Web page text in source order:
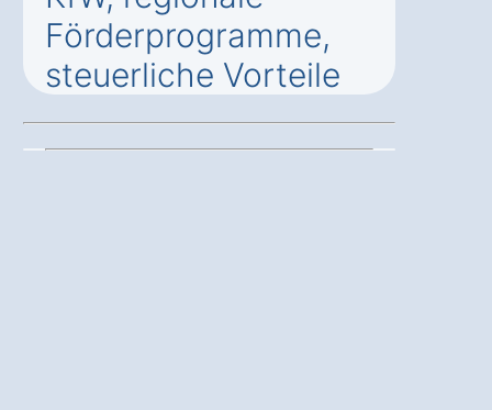
Förderprogramme,
steuerliche Vorteile